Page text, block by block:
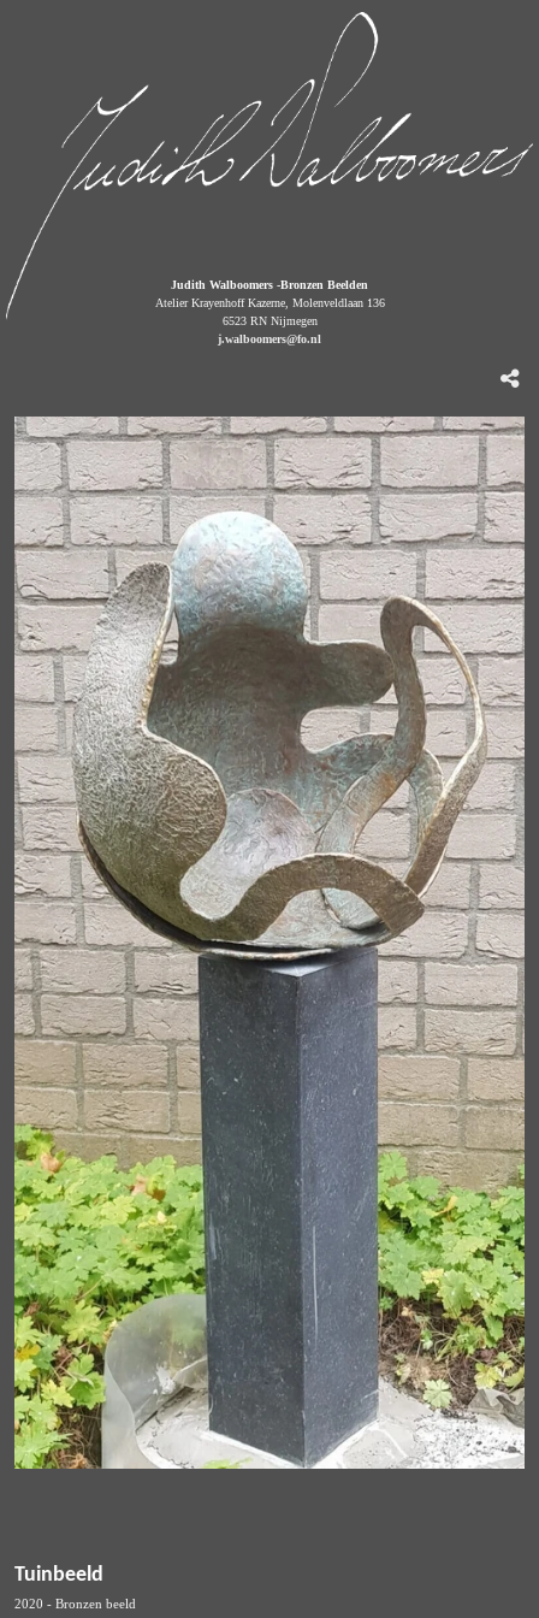
Judith Walboomers -Bronzen Beelden
Atelier Krayenhoff Kazerne, Molenveldlaan 136
6523 RN Nijmegen
j.walboomers@fo.nl
Tuinbeeld
2020 - Bronzen beeld